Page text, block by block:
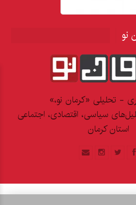
نو
- تحلیلی «کرمان نو،»
سیاسی، اقتصادی، اجتماعی
استان کرمان